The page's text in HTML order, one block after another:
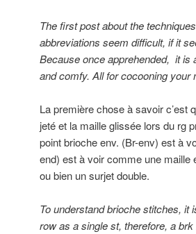
The firstpostaboutthe
abbreviations seem difficult, if it
Because onceapprehended, itis
and comfy. All for cocooning your
La première chose à savoir c’est
jeté et la maille glissée lors du rg
point brioche env. (Br-env) est à
end) est à voir comme une
ou bien un surjet double.
To understand brioche stitches, it
row as a single st, therefore, a